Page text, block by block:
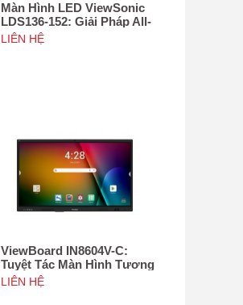
Màn Hình LED ViewSonic
LDS136-152: Giải Pháp All-
in-One Di Động Hàng Đầu
LIÊN HỆ
ViewBoard IN8604V-C:
Tuyệt Tác Màn Hình Tương
Tác 86", Tích hợp camera
4K độ phân giải 50MP, NFC
LIÊN HỆ